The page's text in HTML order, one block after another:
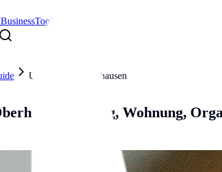
BusinessTools
Umzug nach Oberhausen
Umzug, Wohnung,